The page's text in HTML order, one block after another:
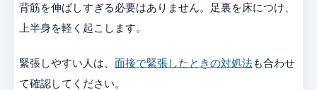
背筋を伸ばしすぎる必要はありません。足裏を床につけ、
上半身を軽く起こします。
緊張しやすい人は、 面接で緊張したときの対処法も合わせ
て確認してください。